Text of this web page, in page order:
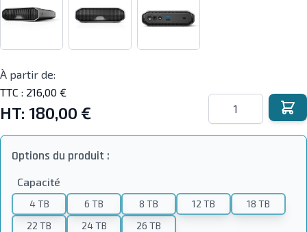
À partir de:
TTC : 216,00 €
HT: 180,00 €
Quantité
Options du produit :
Capacité
4 TB 6 TB 8 TB 12 TB
18 TB
22 TB
24 TB 26 TB